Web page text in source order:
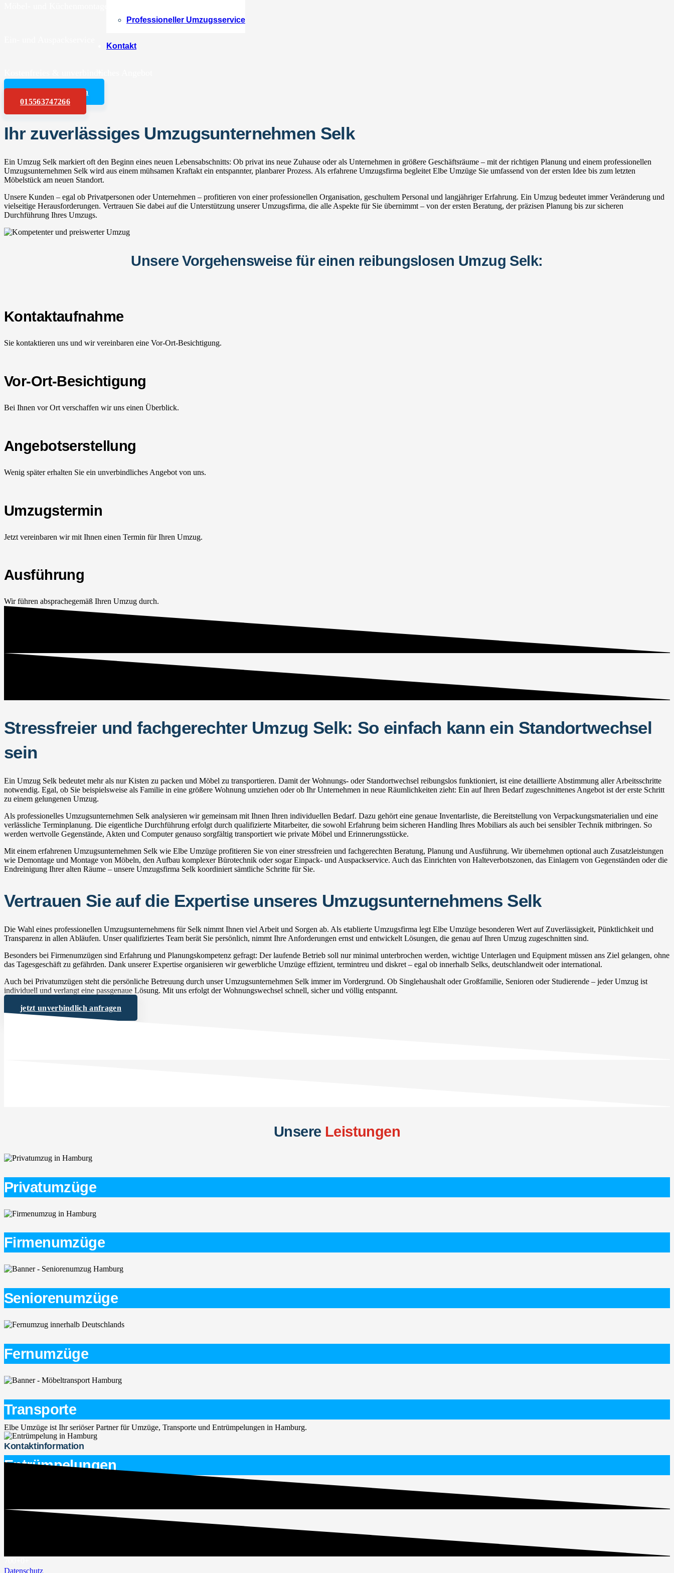
Professioneller Umzugsservice
Kontakt
Angebot anfordern
015563747266
Ihr zuverlässiges Umzugsunternehmen Selk
Ein Umzug Selk markiert oft den Beginn eines neuen Lebensabschnitts: Ob privat ins neue Zuhause oder als Unternehmen in größere Geschäftsräume – mit der richtigen Planung und einem professionellen
Umzugsunternehmen Selk wird aus einem mühsamen Kraftakt ein entspannter, planbarer Prozess. Als erfahrene Umzugsfirma begleitet Elbe Umzüge Sie umfassend von der ersten Idee bis zum letzten
Möbelstück am neuen Standort.
Unsere Kunden – egal ob Privatpersonen oder Unternehmen – profitieren von einer professionellen Organisation, geschultem Personal und langjähriger Erfahrung. Ein Umzug bedeutet immer Veränderung und
vielseitige Herausforderungen. Vertrauen Sie dabei auf die Unterstützung unserer Umzugsfirma, die alle Aspekte für Sie übernimmt – von der ersten Beratung, der präzisen Planung bis zur sicheren
Durchführung Ihres Umzugs.
Unsere Vorgehensweise für einen reibungslosen Umzug Selk:
Kontaktaufnahme
Sie kontaktieren uns und wir vereinbaren eine Vor-Ort-Besichtigung.
Vor-Ort-Besichtigung
Bei Ihnen vor Ort verschaffen wir uns einen Überblick.
Angebotserstellung
Wenig später erhalten Sie ein unverbindliches Angebot von uns.
Umzugstermin
Jetzt vereinbaren wir mit Ihnen einen Termin für Ihren Umzug.
Ausführung
Wir führen absprachegemäß Ihren Umzug durch.
Stressfreier und fachgerechter Umzug Selk: So einfach kann ein Standortwechsel
sein
Ein Umzug Selk bedeutet mehr als nur Kisten zu packen und Möbel zu transportieren. Damit der Wohnungs- oder Standortwechsel reibungslos funktioniert, ist eine detaillierte Abstimmung aller Arbeitsschritte
notwendig. Egal, ob Sie beispielsweise als Familie in eine größere Wohnung umziehen oder ob Ihr Unternehmen in neue Räumlichkeiten zieht: Ein auf Ihren Bedarf zugeschnittenes Angebot ist der erste Schritt
zu einem gelungenen Umzug.
Als professionelles Umzugsunternehmen Selk analysieren wir gemeinsam mit Ihnen Ihren individuellen Bedarf. Dazu gehört eine genaue Inventarliste, die Bereitstellung von Verpackungsmaterialien und eine
verlässliche Terminplanung. Die eigentliche Durchführung erfolgt durch qualifizierte Mitarbeiter, die sowohl Erfahrung beim sicheren Handling Ihres Mobiliars als auch bei sensibler Technik mitbringen. So
werden wertvolle Gegenstände, Akten und Computer genauso sorgfältig transportiert wie private Möbel und Erinnerungsstücke.
Mit einem erfahrenen Umzugsunternehmen Selk wie Elbe Umzüge profitieren Sie von einer stressfreien und fachgerechten Beratung, Planung und Ausführung. Wir übernehmen optional auch Zusatzleistungen
wie Demontage und Montage von Möbeln, den Aufbau komplexer Bürotechnik oder sogar Einpack- und Auspackservice. Auch das Einrichten von Halteverbotszonen, das Einlagern von Gegenständen oder die
Endreinigung Ihrer alten Räume – unsere Umzugsfirma Selk koordiniert sämtliche Schritte für Sie.
Vertrauen Sie auf die Expertise unseres Umzugsunternehmens Selk
Die Wahl eines professionellen Umzugsunternehmens für Selk nimmt Ihnen viel Arbeit und Sorgen ab. Als etablierte Umzugsfirma legt Elbe Umzüge besonderen Wert auf Zuverlässigkeit, Pünktlichkeit und
Transparenz in allen Abläufen. Unser qualifiziertes Team berät Sie persönlich, nimmt Ihre Anforderungen ernst und entwickelt Lösungen, die genau auf Ihren Umzug zugeschnitten sind.
Besonders bei Firmenumzügen sind Erfahrung und Planungskompetenz gefragt: Der laufende Betrieb soll nur minimal unterbrochen werden, wichtige Unterlagen und Equipment müssen ans Ziel gelangen, ohne
das Tagesgeschäft zu gefährden. Dank unserer Expertise organisieren wir gewerbliche Umzüge effizient, termintreu und diskret – egal ob innerhalb Selks, deutschlandweit oder international.
Auch bei Privatumzügen steht die persönliche Betreuung durch unser Umzugsunternehmen Selk immer im Vordergrund. Ob Singlehaushalt oder Großfamilie, Senioren oder Studierende – jeder Umzug ist
individuell und verlangt eine passgenaue Lösung. Mit uns erfolgt der Wohnungswechsel schnell, sicher und völlig entspannt.
jetzt unverbindlich anfragen
Unsere Leistungen
Privatumzüge
Firmenumzüge
Seniorenumzüge
Fernumzüge
Transporte
Entrümpelungen
Elbe Umzüge ist Ihr seriöser Partner für Umzüge, Transporte und Entrümpelungen in Hamburg.
Kontaktinformation
service@elbe-umzuege.de
Datenschutz